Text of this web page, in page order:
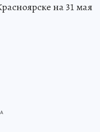
на 31 мая